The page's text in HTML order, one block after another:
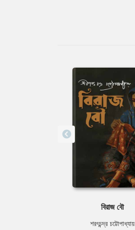
বিরাজ বৌ
শরৎচন্দ্র চট্টোপাধ্যায়